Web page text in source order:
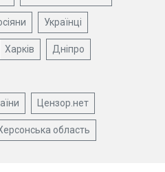
Українці
Харків Дніпро
Цензор.нет
область